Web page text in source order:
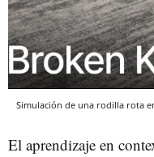
Simulación de una rodilla rota
El aprendizaje en